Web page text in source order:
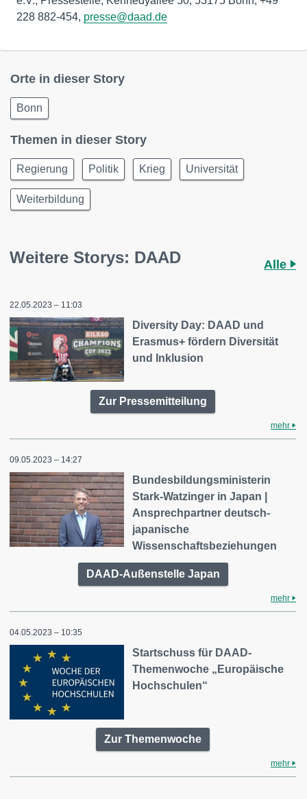
228 882-454, presse@daad.de
Orte in dieser Story
Bonn
Themen in dieser Story
Regierung Politik Krieg Universität
Weiterbildung
Weitere Storys: DAAD Alle
22.05.2023 – 11:03
Diversity Day: DAAD und
Erasmus+ fördern Diversität
und Inklusion
Zur Pressemitteilung
mehr
09.05.2023 – 14:27
Bundesbildungsministerin
Stark-Watzinger in Japan |
Ansprechpartner deutsch-
japanische
Wissenschaftsbeziehungen
DAAD-Außenstelle Japan
mehr
04.05.2023 – 10:35
Startschuss für DAAD-
Themenwoche „Europäische
Hochschulen“
Zur Themenwoche
mehr